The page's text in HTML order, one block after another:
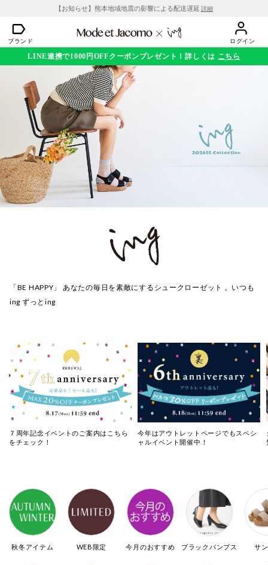
【お知らせ】熊本地域地震の影響による配送遅延 詳細
ブランド ログイン
LINE連携で1000円OFFクーポンプレゼント！詳しくは こちら
「BE HAPPY」 あなたの毎日を素敵にするシュークローゼット 。いつも
ing ずっとing
７周年記念イベントのご案内はこちら
をチェック！
今年はアウトレットページでもスペシ
ャルイベント開催中！
秋冬アイテム WEB限定 今月のおすすめ ブラックパンプス サ